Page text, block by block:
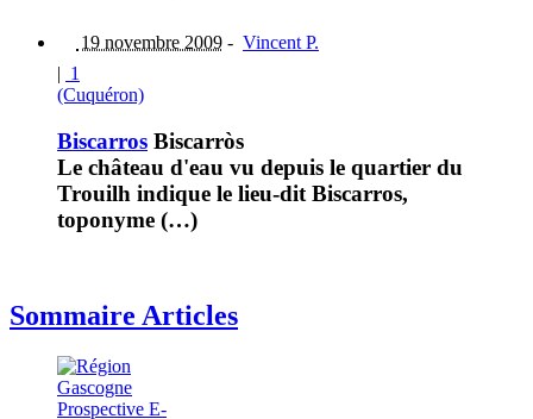
19 novembre 2009 - Vincent P.
| 1
(Cuquéron)
Biscarros Biscarròs
Le château d'eau vu depuis le quartier du
Trouilh indique le lieu-dit Biscarros,
toponyme (…)
Sommaire Articles